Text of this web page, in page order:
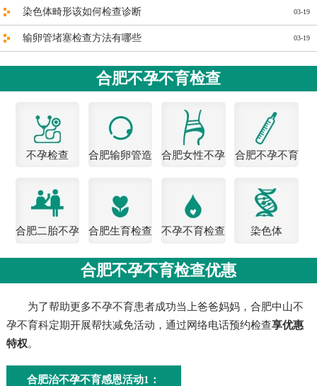
03-19
染色体畸形该如何检查诊断
03-19
输卵管堵塞检查方法有哪些
合肥不孕不育检查
不孕检查
合肥输卵管造
合肥女性不孕
合肥不孕不育
合肥二胎不孕
合肥生育检查
不孕不育检查
染色体
合肥不孕不育检查优惠
为了帮助更多不孕不育患者成功当上爸爸妈妈，合肥中山不
孕不育科定期开展帮扶减免活动，通过网络电话预约检查享优惠
特权。
合肥治不孕不育感恩活动1：